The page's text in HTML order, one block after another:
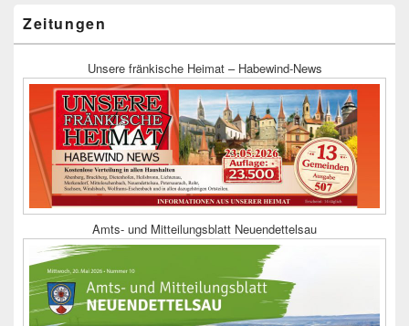
Zeitungen
Unsere fränkische Heimat – Habewind-News
Amts- und Mitteilungsblatt Neuendettelsau